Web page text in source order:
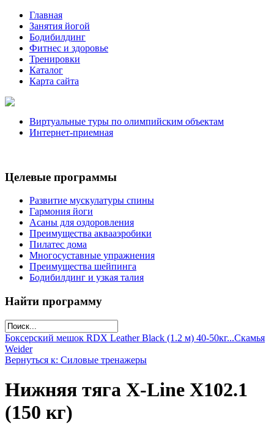
Главная
Занятия йогой
Бодибилдинг
Фитнес и здоровье
Тренировки
Каталог
Карта сайта
Виртуальные туры по олимпийским объектам
Интернет-приемная
Целевые программы
Развитие мускулатуры спины
Гармония йоги
Асаны для оздоровления
Преимущества аквааэробики
Пилатес дома
Многосуставные упражнения
Преимущества шейпинга
Бодибилдинг и узкая талия
Найти программу
Боксерский мешок RDX Leather Black (1.2 м) 40-50кг...Скамья
Weider
Вернуться к: Силовые тренажеры
Нижняя тяга X-Line X102.1
(150 кг)